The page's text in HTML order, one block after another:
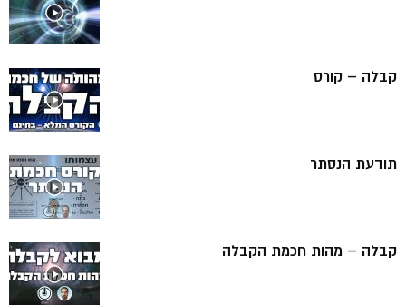
קבלה – קורס
תודעת הנסתר
קבלה – מהות חכמת הקבלה